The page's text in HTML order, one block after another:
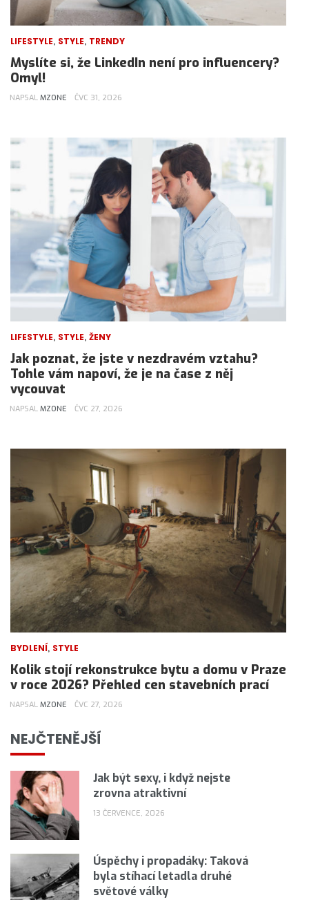
LIFESTYLE, STYLE, TRENDY
Myslíte si, že LinkedIn není pro influencery?
Omyl!
NAPSAL MZONE ČVC 31, 2026
LIFESTYLE, STYLE, ŽENY
Jak poznat, že jste v nezdravém vztahu?
Tohle vám napoví, že je na čase z něj
vycouvat
NAPSAL MZONE ČVC 27, 2026
BYDLENÍ, STYLE
Kolik stojí rekonstrukce bytu a domu v Praze
v roce 2026? Přehled cen stavebních prací
NAPSAL MZONE ČVC 27, 2026
NEJČTENĚJŠÍ
Jak být sexy, i když nejste
zrovna atraktivní
13 ČERVENCE, 2026
Úspěchy i propadáky: Taková
byla stíhací letadla druhé
světové války